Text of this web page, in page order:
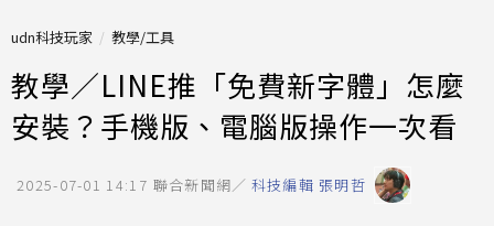
udn科技玩家 教學/工具
教學／LINE推「免費新字體」怎麼
安裝？手機版、電腦版操作一次看
2025-07-01 14:17 聯合新聞網／ 科技編輯 張明哲